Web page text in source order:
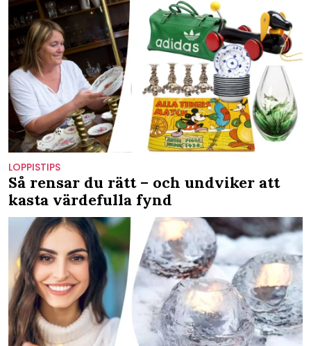
LOPPISTIPS
Så rensar du rätt – och undviker att
kasta värdefulla fynd